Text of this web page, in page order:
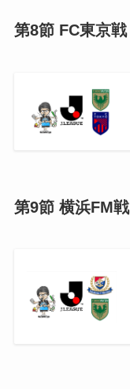
第8節 FC東京戦
第9節 横浜FM戦